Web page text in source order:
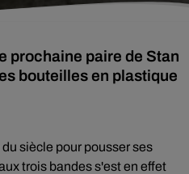
prochaine paire de Stan
bouteilles en plastique
siècle pour pousser ses
trois bandes s'est en effet